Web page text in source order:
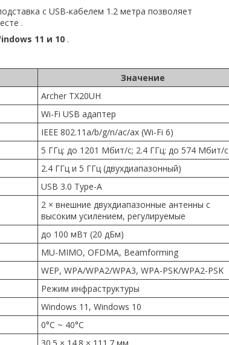
с USB-кабелем 1.2 метра позволяет
.
11 и 10 .
Значение
Archer TX20UH
Wi-Fi USB адаптер
IEEE 802.11a/b/g/n/ac/ax (Wi-Fi 6)
5 ГГц: до 1201 Мбит/с; 2.4 ГГц: до 574 Мбит/с
2.4 ГГц и 5 ГГц (двухдиапазонный)
USB 3.0 Type-A
2 × внешние двухдиапазонные антенны с
высоким усилением, регулируемые
до 100 мВт (20 дБм)
MU-MIMO, OFDMA, Beamforming
WEP, WPA/WPA2/WPA3, WPA-PSK/WPA2-PSK
Режим инфраструктуры
Windows 11, Windows 10
0°C ~ 40°C
30.5 × 14.8 × 111.7 мм